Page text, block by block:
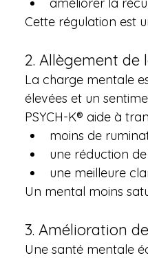
Cette régulation est
2. Allègement
La charge mentale
élevées et un
PSYCH-K® aide à
moins de
une réduction
une meilleure
Un mental moins
3. Amélioration
Une santé mentale